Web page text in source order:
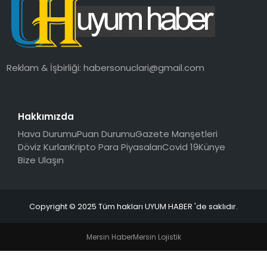
SAĞLIK
MAGAZIN
Reklam & İşbirliği:habersonuclari@gmail.com
Hakkımızda
Hava DurumuPuan DurumuGazete Manşetleri
Döviz KurlarıKripto Para PiyasalarıCovid 19Künye
Bize Ulaşın
Copyright © 2025 Tüm hakları UYUM HABER 'de saklıdır.
Mersin HaberMersin Lojistik